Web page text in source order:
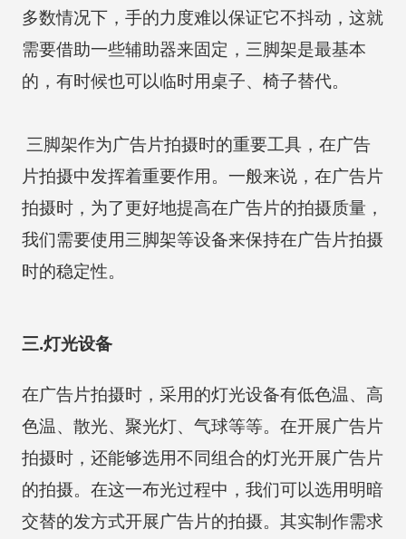
多数情况下，手的力度难以保证它不抖动，这就
需要借助一些辅助器来固定，三脚架是最基本
的，有时候也可以临时用桌子、椅子替代。
三脚架作为广告片拍摄时的重要工具，在广告
片拍摄中发挥着重要作用。一般来说，在广告片
拍摄时，为了更好地提高在广告片的拍摄质量，
我们需要使用三脚架等设备来保持在广告片拍摄
时的稳定性。
三.灯光设备
在广告片拍摄时，采用的灯光设备有低色温、高
色温、散光、聚光灯、气球等等。在开展广告片
拍摄时，还能够选用不同组合的灯光开展广告片
的拍摄。在这一布光过程中，我们可以选用明暗
交替的发方式开展广告片的拍摄。其实制作需求